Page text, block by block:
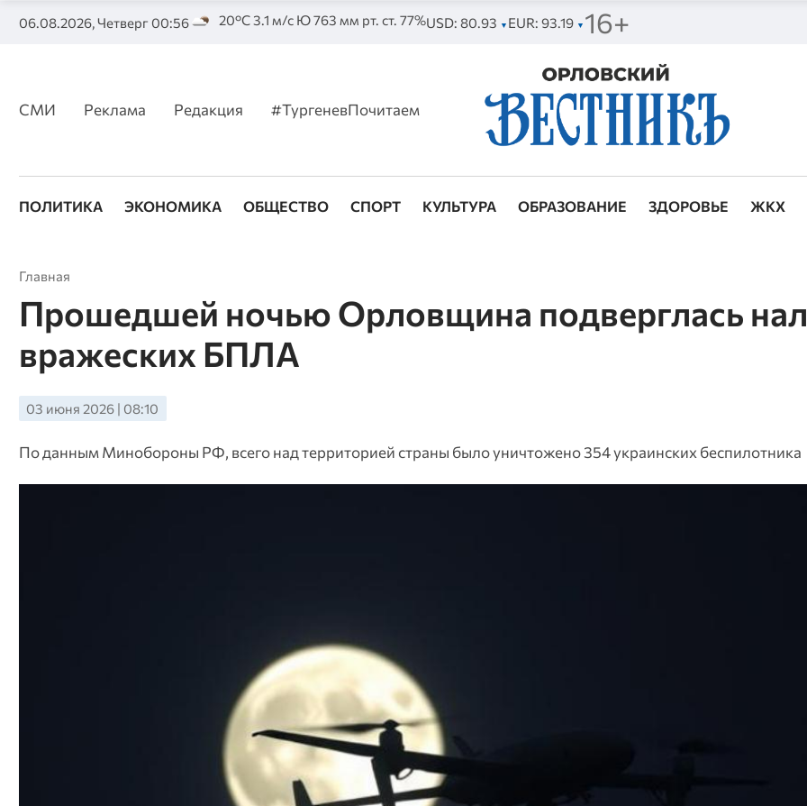
06.08.2026, Четверг 00:56 20°C 3.1 м/с Ю 763 мм рт. ст. 77%USD: 80.93 ▼ EUR: 93.19 ▼ 16+
СМИ Реклама Редакция #ТургеневПочитаем
ПОЛИТИКА ЭКОНОМИКА ОБЩЕСТВО СПОРТ КУЛЬТУРА ОБРАЗОВАНИЕ ЗДОРОВЬЕ ЖКХ
Главная
Прошедшей ночью Орловщина подверглась
вражеских БПЛА
03 июня 2026 | 08:10
По данным Минобороны РФ, всего над территорией страны было уничтожено 354 украинских беспилотника